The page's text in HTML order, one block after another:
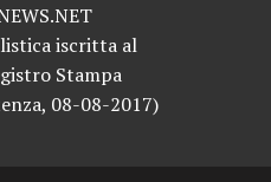
iscritta al
Stampa
08-08-2017)